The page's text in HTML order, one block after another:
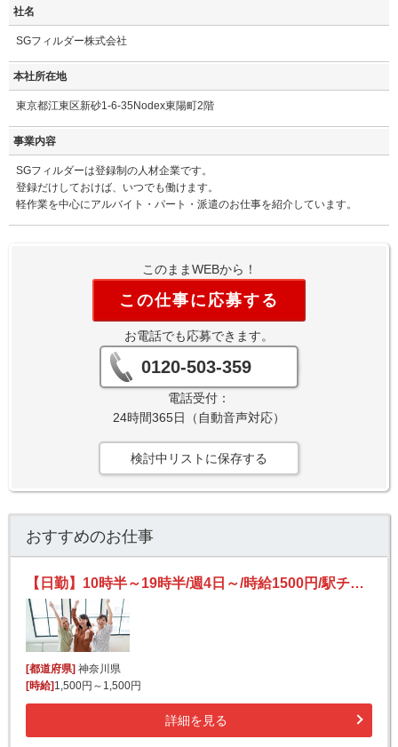
社名
SGフィルダー株式会社
本社所在地
東京都江東区新砂1-6-35Nodex東陽町2階
事業内容
SGフィルダーは登録制の人材企業です。
登録だけしておけば、いつでも働けます。
軽作業を中心にアルバイト・パート・派遣のお仕事を紹介しています。
このままWEBから！
この仕事に応募する
お電話でも応募できます。
0120-503-359
電話受付：
24時間365日（自動音声対応）
検討中リストに保存する
おすすめのお仕事
【日勤】10時半～19時半/週4日～/時給1500円/駅チカ★/中華まんやお惣菜の販売・接客のお仕事
[都道府県] 神奈川県
[時給] 1,500円～1,500円
詳細を見る